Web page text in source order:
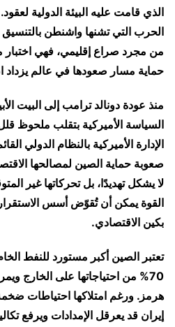
الذي قامت عليه البيئة الدولية
الحرب التي تشنها واشنطن
من مجرد صراع إقليمي، فهي
حماية مسار صعودها في عالم يزداد
السياسة الأميركية بتقلب ملحوظ
الإدارة الأميركية بالنظام الدولي
صعوبة حماية الصين لمصالحها
لا يشكل تهديدًا، بل تحركاتها غير
القوة يمكن أن تُقوّض أسس
بكين الاقتصادي.
تعتبر الصين أكبر مستورد للنفط
70% من احتياجاتها على الخارج
هرمز. ورغم امتلاكها احتياطات
إيران قد يعرقل الإمدادات ويرفع